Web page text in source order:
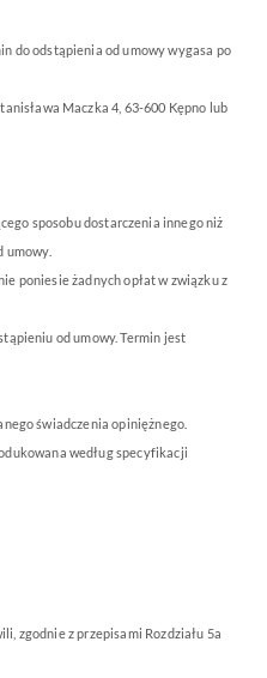
do odstąpienia od umowy wygasa po
Maczka 4, 63-600 Kępno lub
sposobu dostarczenia innego niż
umowy.
poniesie żadnych opłat w związku z
od umowy. Termin jest
świadczenia opiniężnego.
według specyfikacji
zgodnie z przepisami Rozdziału 5a